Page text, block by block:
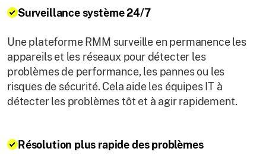
Surveillance système 24/7
Une plateforme RMM surveille en permanence les
appareils et les réseaux pour détecter les
problèmes de performance, les pannes ou les
risques de sécurité. Cela aide les équipes IT à
détecter les problèmes tôt et à agir rapidement.
Résolution plus rapide des problèmes